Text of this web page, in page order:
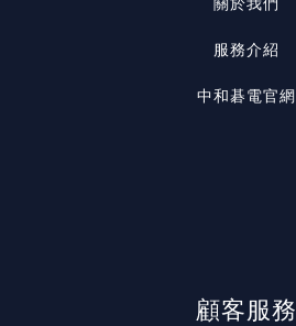
服務介紹
中和碁電官網
顧客服務